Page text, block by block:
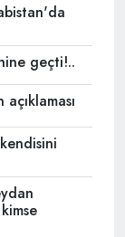
geçti!..